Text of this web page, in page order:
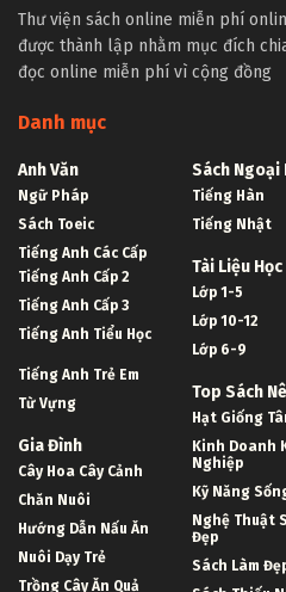
Thư viện sách online miễn phí
được thành lập nhằm mục đích
đọc online miễn phí vì cộng đồng
Danh mục
Anh Văn
Ngữ Pháp
Sách Toeic
Tiếng Anh Các Cấp
Tiếng Anh Cấp 2
Tiếng Anh Cấp 3
Tiếng Anh Tiểu Học
Tiếng Anh Trẻ Em
Từ Vựng
Gia Đình
Cây Hoa Cây Cảnh
Chăn Nuôi
Hướng Dẫn Nấu Ăn
Nuôi Dạy Trẻ
Trồng Cây Ăn Quả
Sách Ngoại
Tiếng Hàn
Tiếng Nhật
Tài Liệu
Lớp 1-5
Lớp 10-12
Lớp 6-9
Top Sách
Hạt Giống
Kinh Doanh
Nghiệp
Kỹ Năng
Nghệ Thuật
Đẹp
Sách Làm